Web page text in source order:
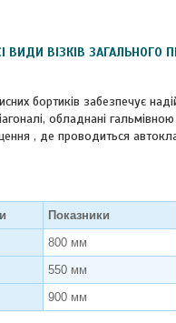
ВИДИ ВІЗКІВ ЗАГАЛЬНОГО
бортиків забезпечує
обладнані
, де проводиться
Показники
800 мм
550 мм
900 мм